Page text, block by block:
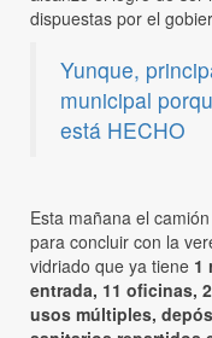
dispuestas por el
Yunque,
municipal
está HECHO
Esta mañana el
para concluir con la
vidriado que ya tiene 1
entrada, 11 oficinas,
usos múltiples,